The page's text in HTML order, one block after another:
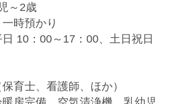
～2歳
時預かり
：00～17：00、土日祝日
育士、看護師、ほか）